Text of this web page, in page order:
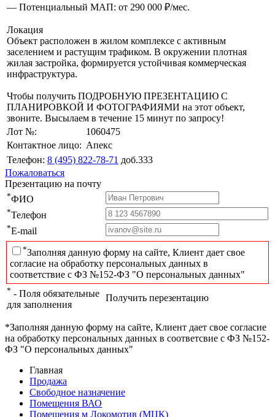
— Потенциальный МАП: от 290 000 ₽/мес.
Локация
Объект расположен в жилом комплексе с активным
заселением и растущим трафиком. В окружении плотная
жилая застройка, формируется устойчивая коммерческая
инфраструктура.
Чтобы получить ПОДРОБНУЮ ПРЕЗЕНТАЦИЮ С
ПЛАНИРОВКОЙ И ФОТОГРАФИЯМИ на этот объект,
звоните. Высылаем в течение 15 минут по запросу!
Лот №:
1060475
Контактное лицо: Апекс
Телефон: 8 (495) 822-78-71 доб.333
Пожаловаться
Презентацию на почту
*ФИО
*Телефон
*E-mail
*Заполняя данную форму на сайте, Клиент дает свое
согласие на обработку персональных данных в
соответствие с ФЗ №152-ФЗ "О персональных данных"
* - Поля обязательные
для заполнения
Получить перезентацию
*Заполняя данную форму на сайте, Клиент дает свое согласие
на обработку персональных данных в соответсвие с ФЗ №152-
ФЗ "О персональных данных"
Главная
Продажа
Свободное назначение
Помещения ВАО
Помещения м Локомотив (МЦК)